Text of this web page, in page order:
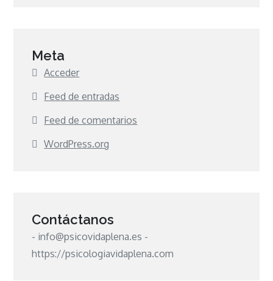
Meta
Acceder
Feed de entradas
Feed de comentarios
WordPress.org
Contáctanos
- info@psicovidaplena.es -
https://psicologiavidaplena.com